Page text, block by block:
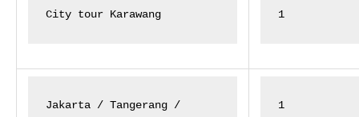
City tour Karawang 1
Jakarta / Tangerang / 1